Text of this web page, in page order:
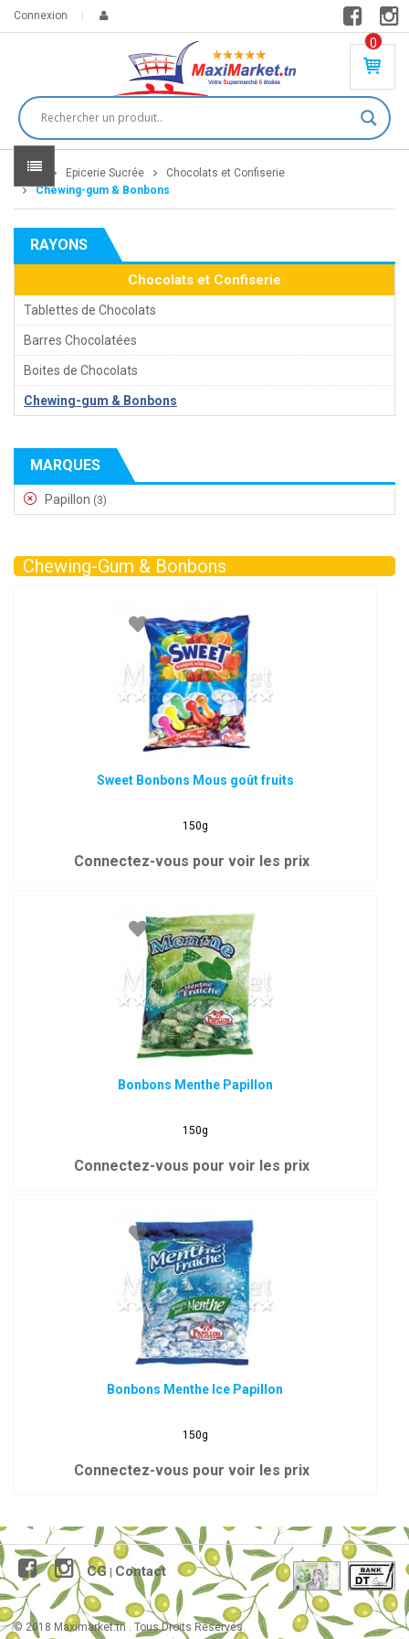
Connexion
0
PR
DU
IT(
S)
Home Epicerie Sucrée
Chocolats et Confiserie
Chewing-gum & Bonbons
RAYONS
Chocolats et Confiserie
Tablettes de Chocolats
Barres Chocolatées
Boites de Chocolats
Chewing-gum & Bonbons
MARQUES
Papillon (3)
Chewing-Gum & Bonbons
Sweet Bonbons Mous goût fruits
150g
Connectez-vous pour voir les prix
Bonbons Menthe Papillon
150g
Connectez-vous pour voir les prix
Bonbons Menthe Ice Papillon
150g
Connectez-vous pour voir les prix
CG Contact
© 2018 Maximarket.tn . Tous Droits Réservés.